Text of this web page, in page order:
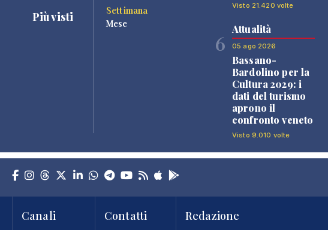
Più visti
Settimana
Mese
Visto 21.420 volte
6
Attualità
05 ago 2026
Bassano-
Bardolino per la
Cultura 2029: i
dati del turismo
aprono il
confronto veneto
Visto 9.010 volte
Canali Contatti Redazione